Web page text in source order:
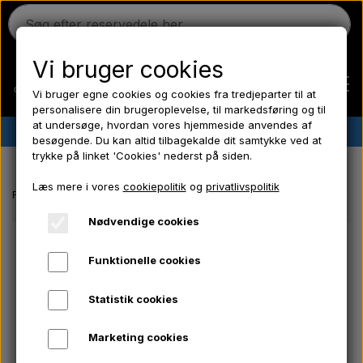
Ferguson
Massey Ferguson
✔︎ Dansk lager✔︎ Hurtig levering ✔︎ Lave priser
Forside Ford traktor reservedele Emblemsæt - Transfers Ford 5000
Vi bruger cookies
Vi bruger egne cookies og cookies fra tredjeparter til at
personalisere din brugeroplevelse, til markedsføring og til
at undersøge, hvordan vores hjemmeside anvendes af
besøgende. Du kan altid tilbagekalde dit samtykke ved at
trykke på linket 'Cookies' nederst på siden.
Læs mere i vores cookiepolitikog privatlivspolitik
Nødvendige cookies
Funktionelle cookies
Statistik cookies
Marketing cookies